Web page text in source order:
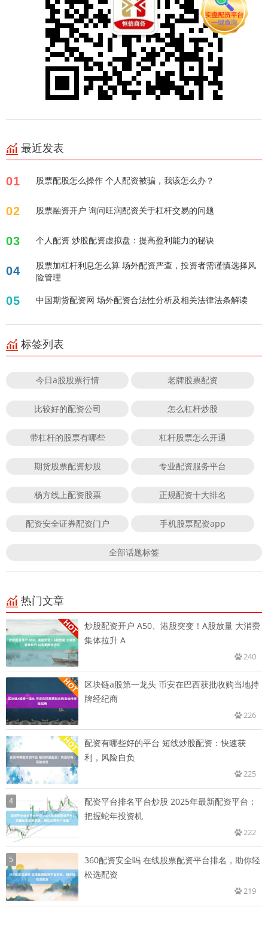
最近发表
01 股票配股怎么操作 个人配资被骗，我该怎么办？
02 股票融资开户 询问旺润配资关于杠杆交易的问题
03 个人配资 炒股配资虚拟盘：提高盈利能力的秘诀
04
股票加杠杆利息怎么算 场外配资严查，投资者需谨慎选择风
险管理
05 中国期货配资网 场外配资合法性分析及相关法律法条解读
标签列表
今日a股股票行情 老牌股票配资
比较好的配资公司 怎么杠杆炒股
带杠杆的股票有哪些 杠杆股票怎么开通
期货股票配资炒股 专业配资服务平台
杨方线上配资股票 正规配资十大排名
配资安全证券配资门户 手机股票配资app
全部话题标签
热门文章
炒股配资开户 A50、港股突变！A股放量 大消费
集体拉升 A
240
区块链a股第一龙头 币安在巴西获批收购当地持
牌经纪商
226
配资有哪些好的平台 短线炒股配资：快速获
利，风险自负
225
4
配资平台排名平台炒股 2025年最新配资平台：
把握蛇年投资机
222
5
360配资安全吗 在线股票配资平台排名，助你轻
松选配资
219